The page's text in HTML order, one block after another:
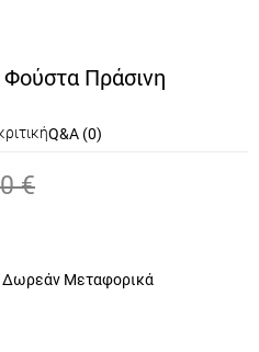
Πράσινη
Q&A (0)
€
Δωρεάν Μεταφορικά